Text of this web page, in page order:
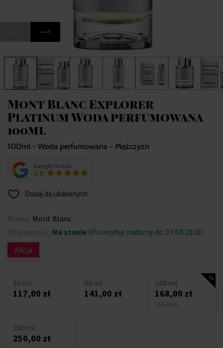
Mont Blanc Explorer
Platinum Woda perfumowana
100ml
100ml - Woda perfumowana - Mężczyzn
Google Ocena
4.8
Dodaj do ulubionych
Marka: Mont Blanc
Dostępność: Na stanie (Przesyłkę nadamy do: 07.08.2026)
Akcja
30 ml
117,00 zł
60 ml
141,00 zł
100 ml
168,00 zł
200 ml
250,00 zł